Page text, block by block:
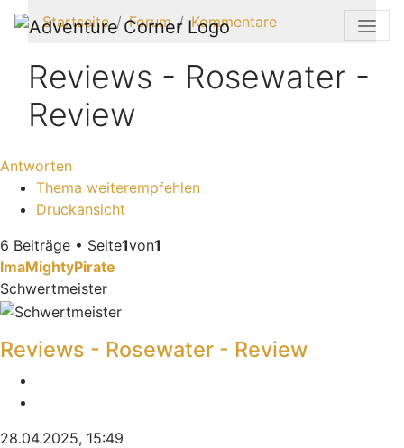
Startseite Forum Kommentare
Reviews - Rosewater -
Review
Antworten
Thema weiterempfehlen
Druckansicht
6 Beiträge • Seite1von1
ImaMightyPirate
Schwertmeister
Reviews - Rosewater - Review
28.04.2025, 15:49